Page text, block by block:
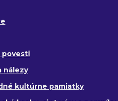
povesti
nálezy
kultúrne pamiatky